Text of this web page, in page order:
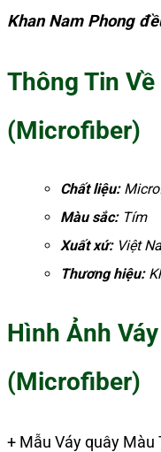
Khan Nam Phong
Thông Tin
(Microfiber)
Chất liệu:
Màu sắc: Tím
Xuất xứ:Việt
Thương hiệu:
Hình Ảnh
(Microfiber)
+ Mẫu Váy quây